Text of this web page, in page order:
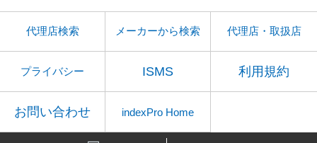
代理店検索 メーカーから検索 代理店・取扱店
プライバシー ISMS 利用規約
お問い合わせ indexPro Home